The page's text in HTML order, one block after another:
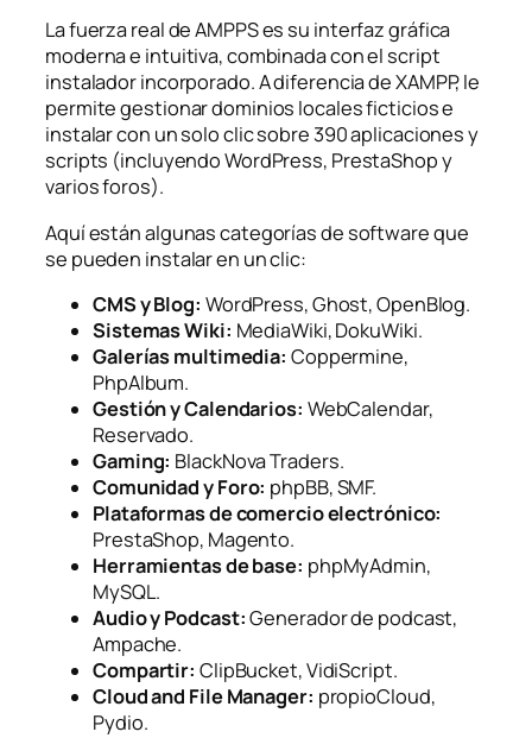
La fuerza real de AMPPS es su interfaz gráfica
moderna e intuitiva, combinada con el script
instalador incorporado. A diferencia de XAMPP, le
permite gestionar dominios locales ficticios e
instalar con un solo clic sobre 390 aplicaciones y
scripts (incluyendo WordPress, PrestaShop y
varios foros).
Aquí están algunas categorías de software que
se pueden instalar en un clic:
CMS y Blog: WordPress, Ghost, OpenBlog.
Sistemas Wiki: MediaWiki, DokuWiki.
Galerías multimedia: Coppermine,
PhpAlbum.
Gestión y Calendarios: WebCalendar,
Reservado.
Gaming: BlackNova Traders.
Comunidad y Foro: phpBB, SMF.
Plataformas de comercio electrónico:
PrestaShop, Magento.
Herramientas de base: phpMyAdmin,
MySQL.
Audio y Podcast:Generador de podcast,
Ampache.
Compartir: ClipBucket, VidiScript.
Cloud and File Manager: propioCloud,
Pydio.